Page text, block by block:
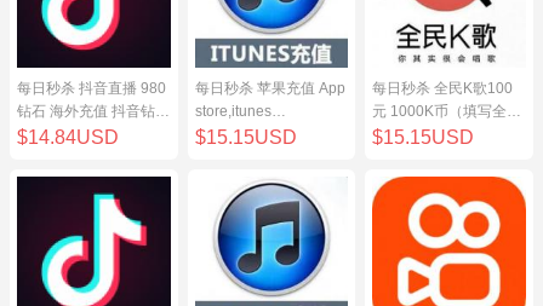
每日秒杀 抖音直播 980
钻石 海外充值 抖音钻石
（原抖币）98元
$14.84USD
每日秒杀 苹果充值 App
store,itunes
store,iphone,ipad中国
$15.15USD
每日秒杀 全民K歌100
元 1000K币（填写全民
K歌号充值）
$15.15USD